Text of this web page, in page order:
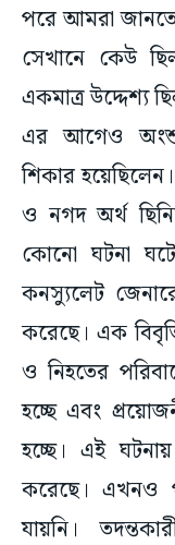
পরে আমরা জানতে
সেখানে কেউ
একমাত্র উদ্দেশ্য
এর আগেও অংশুল
শিকার
ও নগদ অর্থ
কোনো ঘটনা
কনস্যুলেট
করেছে। এক
ও নিহতের
হচ্ছে এবং
হচ্ছে। এই
করেছে। এখনও
যায়নি।